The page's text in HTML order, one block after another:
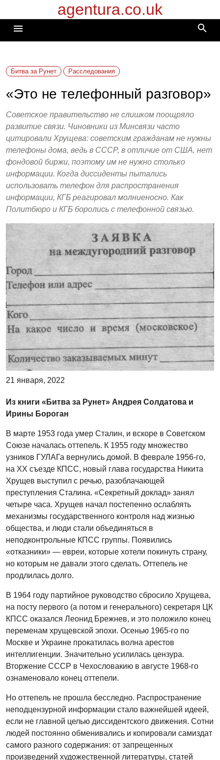
к
содержимому
agentura.co.uk
menu search
Битва за Рунет Расследования
«Это не телефонный разговор»
Советское правительство не слишком поощряло
развитие связи. Чиновники из Минсвязи часто
цитировали Хрущева: советским гражданам не нужны
телефоны дома, ведь в СССР, в отличие от США, нет
фондовой биржи, поэтому им не нужно столько
информации. Когда диссиденты пытались
использовать телефон для распространения
информации, КГБ реагировал молниеносно. Как
Политбюро и КГБ боролись с телефонной связью.
21 января, 2022
Из книги «Битва за Рунет» Андрея Солдатова и
Ирины Бороган
В марте 1953 года умер Сталин, и вскоре в Советском
Союзе началась оттепель. К 1955 году множество
узников ГУЛАГа вернулись домой. В феврале 1956-го,
на XX съезде КПСС, новый глава государства Никита
Хрущев выступил с речью, разоблачающей
преступления Сталина. «Секретный доклад» занял
четыре часа. Хрущев начал постепенно ослаблять
механизмы государственного контроля над жизнью
общества, и люди стали объединяться в
неподконтрольные КПСС группы. Появились
«отказники» — евреи, которые хотели покинуть страну,
но которым не давали этого сделать. Оттепель не
продлилась долго.
В 1964 году партийное руководство сбросило Хрущева,
на посту первого (а потом и генерального) секретаря ЦК
КПСС оказался Леонид Брежнев, и это положило конец
переменам хрущевской эпохи. Осенью 1965-го по
Москве и Украине прокатилась волна арестов
интеллигенции. Значительно усилилась цензура.
Вторжение СССР в Чехословакию в августе 1968-го
ознаменовало конец оттепели.
Но оттепель не прошла бесследно. Распространение
неподцензурной информации стало важнейшей идеей,
если не главной целью диссидентского движения. Сотни
людей постоянно обменивались и копировали самиздат
самого разного содержания: от запрещенных
произведений художественной литературы, статей